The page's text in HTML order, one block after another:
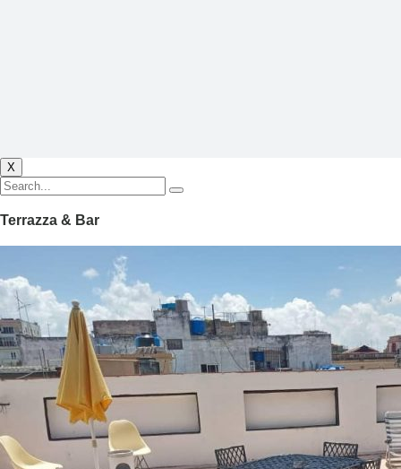
X
Terrazza & Bar